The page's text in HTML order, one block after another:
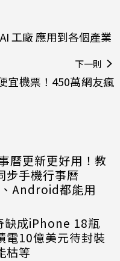
工廠 應用到各個產業
下一則
宜機票！450萬網友瘋
曆更新更好用！教
步手機行事曆
Android都能用
缺成iPhone 18瓶
電10億美元待封裝
枯等